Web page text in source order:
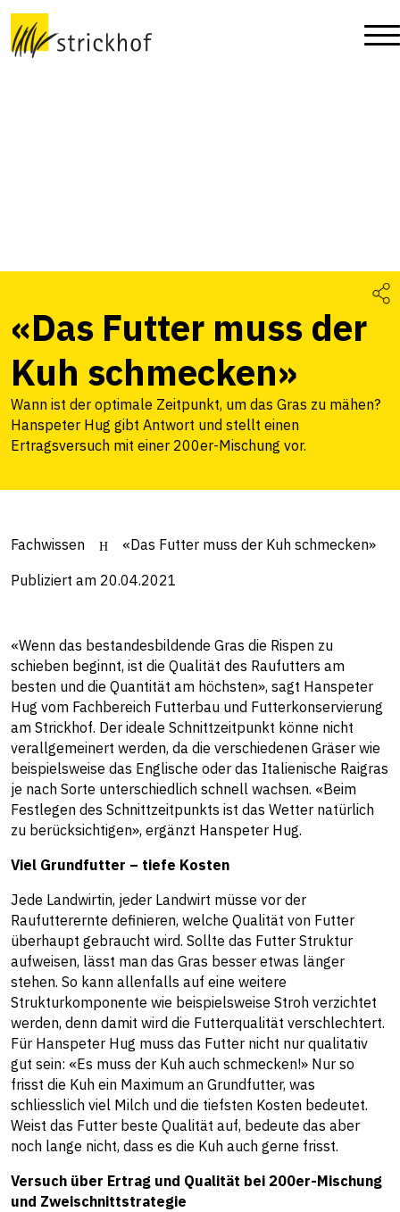
«Das Futter muss der
Kuh schmecken»
Wann ist der optimale Zeitpunkt, um das Gras zu mähen?
Hanspeter Hug gibt Antwort und stellt einen
Ertragsversuch mit einer 200er-Mischung vor.
Fachwissen «Das Futter muss der Kuh schmecken»
Publiziert am 20.04.2021
«Wenn das bestandesbildende Gras die Rispen zu
schieben beginnt, ist die Qualität des Raufutters am
besten und die Quantität am höchsten», sagt Hanspeter
Hug vom Fachbereich Futterbau und Futterkonservierung
am Strickhof. Der ideale Schnittzeitpunkt könne nicht
verallgemeinert werden, da die verschiedenen Gräser wie
beispielsweise das Englische oder das Italienische Raigras
je nach Sorte unterschiedlich schnell wachsen. «Beim
Festlegen des Schnittzeitpunkts ist das Wetter natürlich
zu berücksichtigen», ergänzt Hanspeter Hug.
Viel Grundfutter – tiefe Kosten
Jede Landwirtin, jeder Landwirt müsse vor der
Raufutterernte definieren, welche Qualität von Futter
überhaupt gebraucht wird. Sollte das Futter Struktur
aufweisen, lässt man das Gras besser etwas länger
stehen. So kann allenfalls auf eine weitere
Strukturkomponente wie beispielsweise Stroh verzichtet
werden, denn damit wird die Futterqualität verschlechtert.
Für Hanspeter Hug muss das Futter nicht nur qualitativ
gut sein: «Es muss der Kuh auch schmecken!» Nur so
frisst die Kuh ein Maximum an Grundfutter, was
schliesslich viel Milch und die tiefsten Kosten bedeutet.
Weist das Futter beste Qualität auf, bedeute das aber
noch lange nicht, dass es die Kuh auch gerne frisst.
Versuch über Ertrag und Qualität bei 200er-Mischung
und Zweischnittstrategie